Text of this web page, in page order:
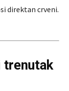
direktan crveni.
trenutak